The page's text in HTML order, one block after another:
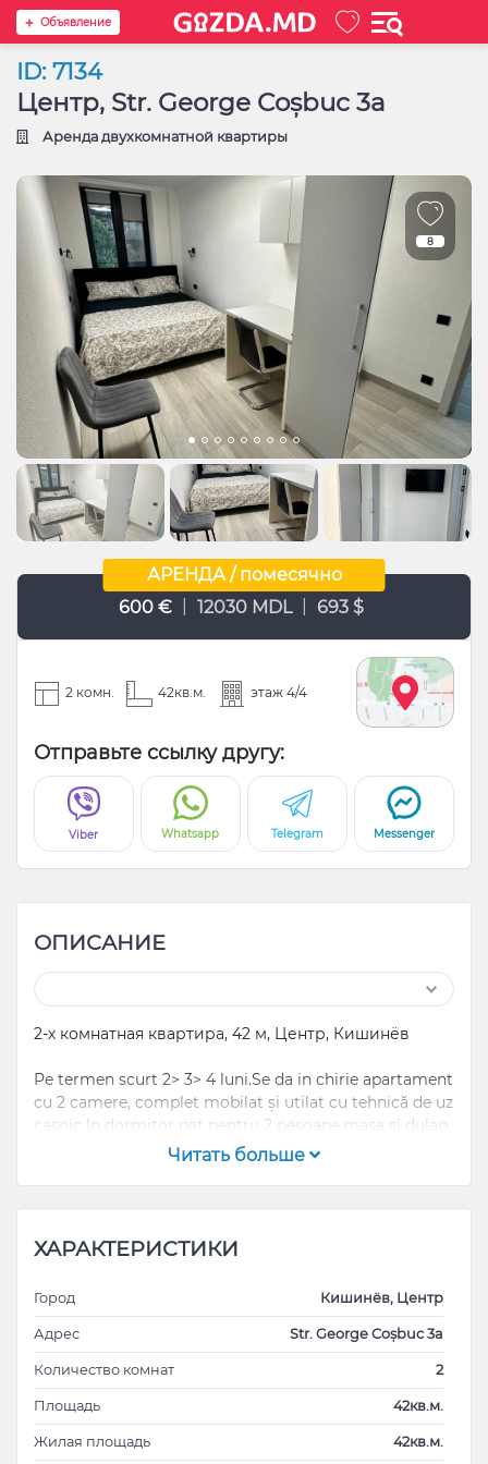
Oбъявление
ID: 7134
Центр, Str. George Coșbuc 3a
Аренда двухкомнатной квартиры
8
АРЕНДА / помесячно
600 €
12030 MDL 693 $
2 комн. 42кв.м. этаж 4/4
Отправьте ссылку другу:
Viber Whatsapp Telegram Messenger
ОПИСАНИЕ
2-х комнатная квартира, 42 м, Центр, Кишинёв
Pe termen scurt 2> 3> 4 luni.Se da in chirie apartament
cu 2 camere, complet mobilat și utilat cu tehnică de uz
casnic In dormitor pat pentru 2 pesoane,masa si dulap.
Apartamentul dispune de o planificare foarte reușită,
central, str. Stefan cel Mare, zona pietonala,
supermarchet Sun Sity, Linela.
dezvoltată,centrul capitalei, în apropiere găsim:
zona pietonala
restaurante, cafenele
cluburi de noapte
- școală;
- markete;
- centre comerciale;
Читать больше
ХАРАКТЕРИСТИКИ
Город Кишинёв, Центр
Адрес Str. George Coșbuc 3a
Количество комнат 2
Площадь 42кв.м.
Жилая площадь 42кв.м.